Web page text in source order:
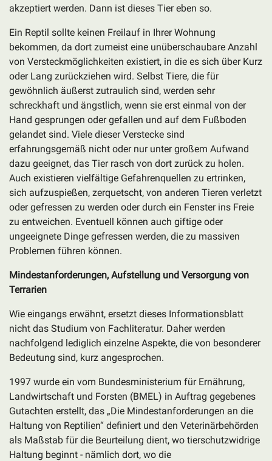
akzeptiert werden. Dann ist dieses Tier eben so.
Ein Reptil sollte keinen Freilauf in Ihrer Wohnung
bekommen, da dort zumeist eine unüberschaubare Anzahl
von Versteckmöglichkeiten existiert, in die es sich über Kurz
oder Lang zurückziehen wird. Selbst Tiere, die für
gewöhnlich äußerst zutraulich sind, werden sehr
schreckhaft und ängstlich, wenn sie erst einmal von der
Hand gesprungen oder gefallen und auf dem Fußboden
gelandet sind. Viele dieser Verstecke sind
erfahrungsgemäß nicht oder nur unter großem Aufwand
dazu geeignet, das Tier rasch von dort zurück zu holen.
Auch existieren vielfältige Gefahrenquellen zu ertrinken,
sich aufzuspießen, zerquetscht, von anderen Tieren verletzt
oder gefressen zu werden oder durch ein Fenster ins Freie
zu entweichen. Eventuell können auch giftige oder
ungeeignete Dinge gefressen werden, die zu massiven
Problemen führen können.
Mindestanforderungen, Aufstellung und Versorgung von
Terrarien
Wie eingangs erwähnt, ersetzt dieses Informationsblatt
nicht das Studium von Fachliteratur. Daher werden
nachfolgend lediglich einzelne Aspekte, die von besonderer
Bedeutung sind, kurz angesprochen.
1997 wurde ein vom Bundesministerium für Ernährung,
Landwirtschaft und Forsten (BMEL) in Auftrag gegebenes
Gutachten erstellt, das „Die Mindestanforderungen an die
Haltung von Reptilien“ definiert und den Veterinärbehörden
als Maßstab für die Beurteilung dient, wo tierschutzwidrige
Haltung beginnt - nämlich dort, wo die